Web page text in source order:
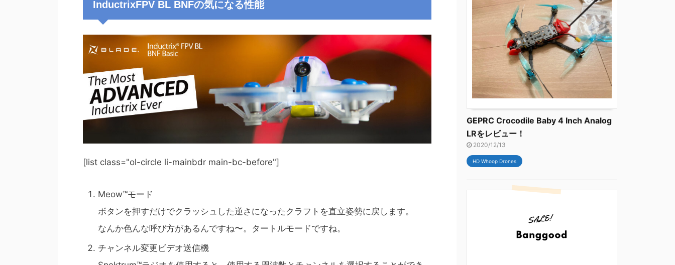
InductrixFPV BL BNFの気になる性能
[list class="ol-circle li-mainbdr main-bc-before"]
Meow™モード
ボタンを押すだけでクラッシュした逆さになったクラフトを直立姿勢に戻します。
なんか色んな呼び方があるんですね〜。タートルモードですね。
チャンネル変更ビデオ送信機
GEPRC Crocodile Baby 4 Inch Analog
LRをレビュー！
2020/12/13
HD Whoop Drones